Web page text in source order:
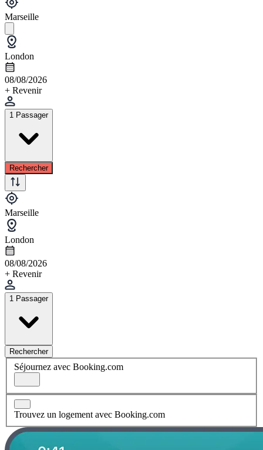
Marseille
London
08/08/2026
+ Revenir
1 Passager
Rechercher
Marseille
London
08/08/2026
+ Revenir
1 Passager
Rechercher
Séjournez avec Booking.com
Trouvez un logement avec Booking.com